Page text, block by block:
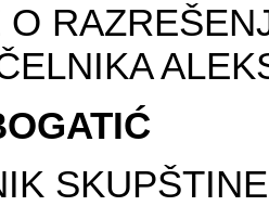
O